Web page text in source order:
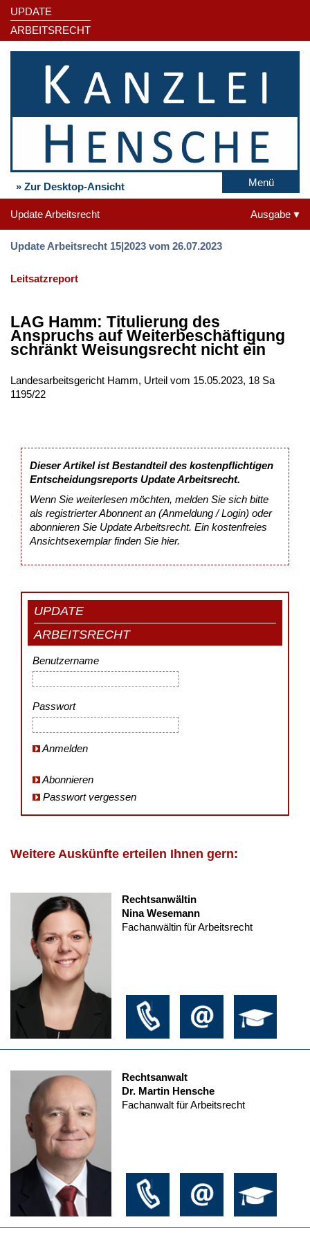
UPDATE
ARBEITSRECHT
» Zur Desktop-Ansicht Menü
Update Arbeitsrecht Ausgabe
Update Arbeitsrecht 15|2023 vom 26.07.2023
Leitsatzreport
LAG Hamm: Titulierung des
Anspruchs auf Weiterbeschäftigung
schränkt Weisungsrecht nicht ein
Landesarbeitsgericht Hamm, Urteil vom 15.05.2023, 18 Sa
1195/22
Dieser Artikel ist Bestandteil des kostenpflichtigen
Entscheidungsreports Update Arbeitsrecht.
Wenn Sie weiterlesen möchten, melden Sie sich bitte
als registrierter Abonnent an (Anmeldung / Login) oder
abonnieren Sie Update Arbeitsrecht. Ein kostenfreies
Ansichtsexemplar finden Sie hier.
UPDATE
ARBEITSRECHT
Benutzername
Passwort
Anmelden
Abonnieren
Passwort vergessen
Weitere Auskünfte erteilen Ihnen gern:
Rechtsanwältin
Nina Wesemann
Fachanwältin für Arbeitsrecht
Rechtsanwalt
Dr. Martin Hensche
Fachanwalt für Arbeitsrecht